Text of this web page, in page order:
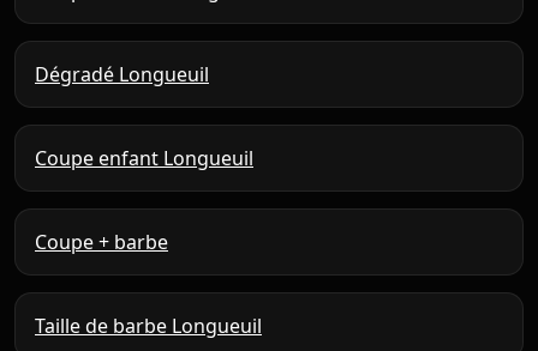
Dégradé Longueuil
Coupe enfant Longueuil
Coupe + barbe
Taille de barbe Longueuil